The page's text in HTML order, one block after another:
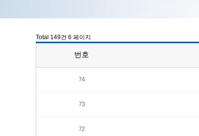
Total 149건 6 페이지
번호
74
73
72